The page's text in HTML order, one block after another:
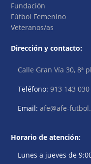
Fundación
Fútbol Femenino
Veteranos/as
Dirección y contacto:
Calle Gran Vía 30, 8ª
Teléfono:913 143 030
Email:afe@afe-
Horario de atención:
Lunes a jueves de